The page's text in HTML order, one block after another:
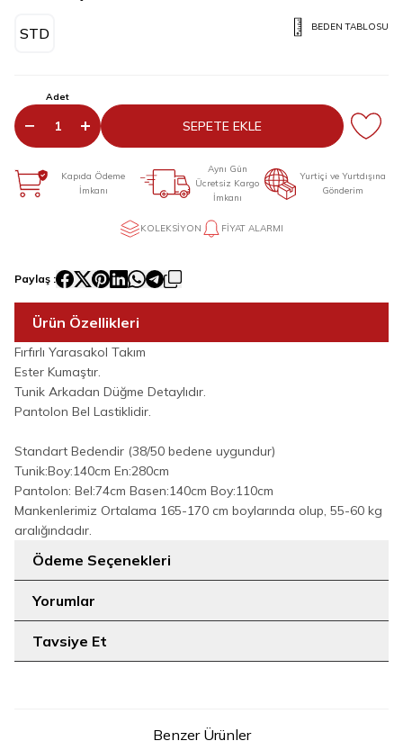
STD BEDEN TABLOSU
Adet
SEPETE EKLE
Kapıda Ödeme
İmkanı
Aynı Gün
Ücretsiz Kargo
İmkanı
Yurtiçi ve Yurtdışına
Gönderim
KOLEKSIYON FIYAT ALARMI
Paylaş :
Ürün Özellikleri
Fırfırlı Yarasakol Takım
Ester Kumaştır.
Tunik Arkadan Düğme Detaylıdır.
Pantolon Bel Lastiklidir.
Standart Bedendir (38/50 bedene uygundur)
Tunik:Boy:140cm En:280cm
Pantolon: Bel:74cm Basen:140cm Boy:110cm
Mankenlerimiz Ortalama 165-170 cm boylarında olup, 55-60 kg
aralığındadır.
Ödeme Seçenekleri
Yorumlar
Tavsiye Et
Benzer Ürünler
9